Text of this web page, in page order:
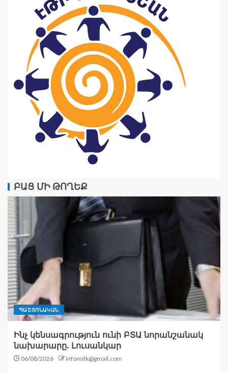
ԲԱՑ ՄԻ ԹՈՂԵՔ
ՊԱՇՏՈՆԱԿԱՆ
Ինչ կենսագրություն ունի ԲՏԱ նորանշանակ
նախարարը. Լուսանկար
06/08/2026 infomitk@gmail.com